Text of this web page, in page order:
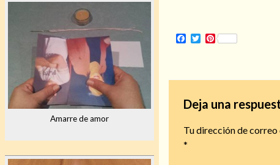
Amarre de amor
Facebook
Twitter
Pinterest
Deja una
Tu dirección de
*